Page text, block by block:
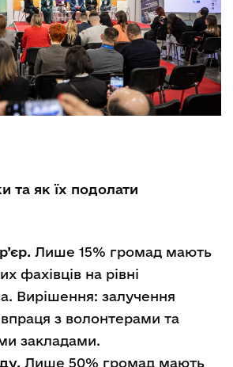
та як їх подолати
Лише 15% громад мають
фахівців на рівні
Вирішення: залучення
з волонтерами та
закладами.
Лише 50% громад мають